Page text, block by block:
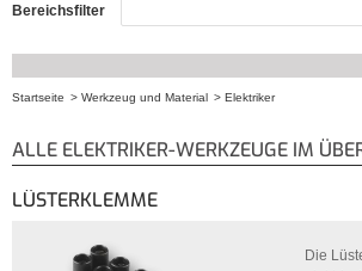
Bereichsfilter
Startseite Werkzeug und Material Elektriker
ALLE ELEKTRIKER-WERKZEUGE IM
LÜSTERKLEMME
Die